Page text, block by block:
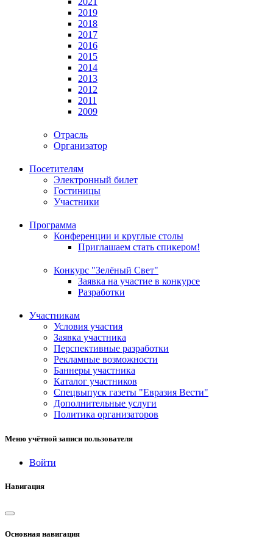
2019
2018
2017
2016
2015
2014
2013
2012
2011
2009
Отрасль
Организатор
Посетителям
Электронный билет
Гостиницы
Участники
Программа
Конференции и круглые столы
Приглашаем стать спикером!
Конкурс "Зелёный Свет"
Заявка на участие в конкурсе
Разработки
Участникам
Условия участия
Заявка участника
Перспективные разработки
Рекламные возможности
Баннеры участника
Каталог участников
Спецвыпуск газеты "Евразия Вести"
Дополнительные услуги
Политика организаторов
Меню учётной записи пользователя
Войти
Навигация
Основная навигация